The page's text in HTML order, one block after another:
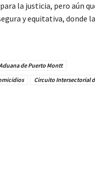
la justicia, pero aún
y equitativa, donde
de Puerto Montt
Circuito Intersectorial